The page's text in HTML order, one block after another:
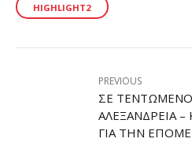
HIGHLIGHT2
PREVIOUS
ΣΕ ΤΕΝΤΩΜΈΝΟ
ΑΛΕΞΆΝΔΡΕΙΑ
ΓΙΑ ΤΗΝ